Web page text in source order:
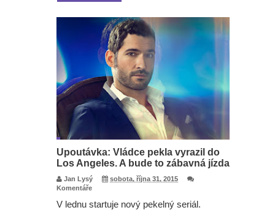
Upoutávka: Vládce pekla vyrazil do
Los Angeles. A bude to zábavná jízda
Jan Lysý
sobota, října 31, 2015
Komentáře
V lednu startuje nový pekelný seriál.